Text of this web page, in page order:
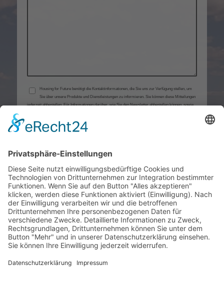
Housing for Future benötigt die Kontaktinformationen, die Sie uns zur Verfügung stellen, um
Sie über unsere Produkte und Dienstleistungen zu informieren. Sie können diese Mitteilungen
jederzeit abbestellen. Für Informationen darüber, wie Sie den Newsletter abbestellen können, sowie
unsere Datenschutzrichtlinie.